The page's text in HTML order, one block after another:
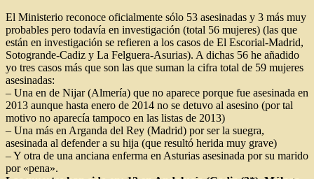
El Ministerio reconoce oficialmente sólo 53 asesinadas y 3 más muy
probables pero todavía en investigación (total 56 mujeres) (las que
están en investigación se refieren a los casos de El Escorial-Madrid,
Sotogrande-Cadiz y La Felguera-Asurias). A dichas 56 he añadido
yo tres casos más que son las que suman la cifra total de 59 mujeres
asesinadas:
– Una en de Nijar (Almería) que no aparece porque fue asesinada en
2013 aunque hasta enero de 2014 no se detuvo al asesino (por tal
motivo no aparecía tampoco en las listas de 2013)
– Una más en Arganda del Rey (Madrid) por ser la suegra,
asesinada al defender a su hija (que resultó herida muy grave)
– Y otra de una anciana enferma en Asturias asesinada por su marido
por «pena».